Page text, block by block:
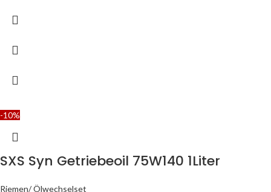
-10%
SXS Syn Getriebeoil 75W140 1Liter
Riemen/ Ölwechselset